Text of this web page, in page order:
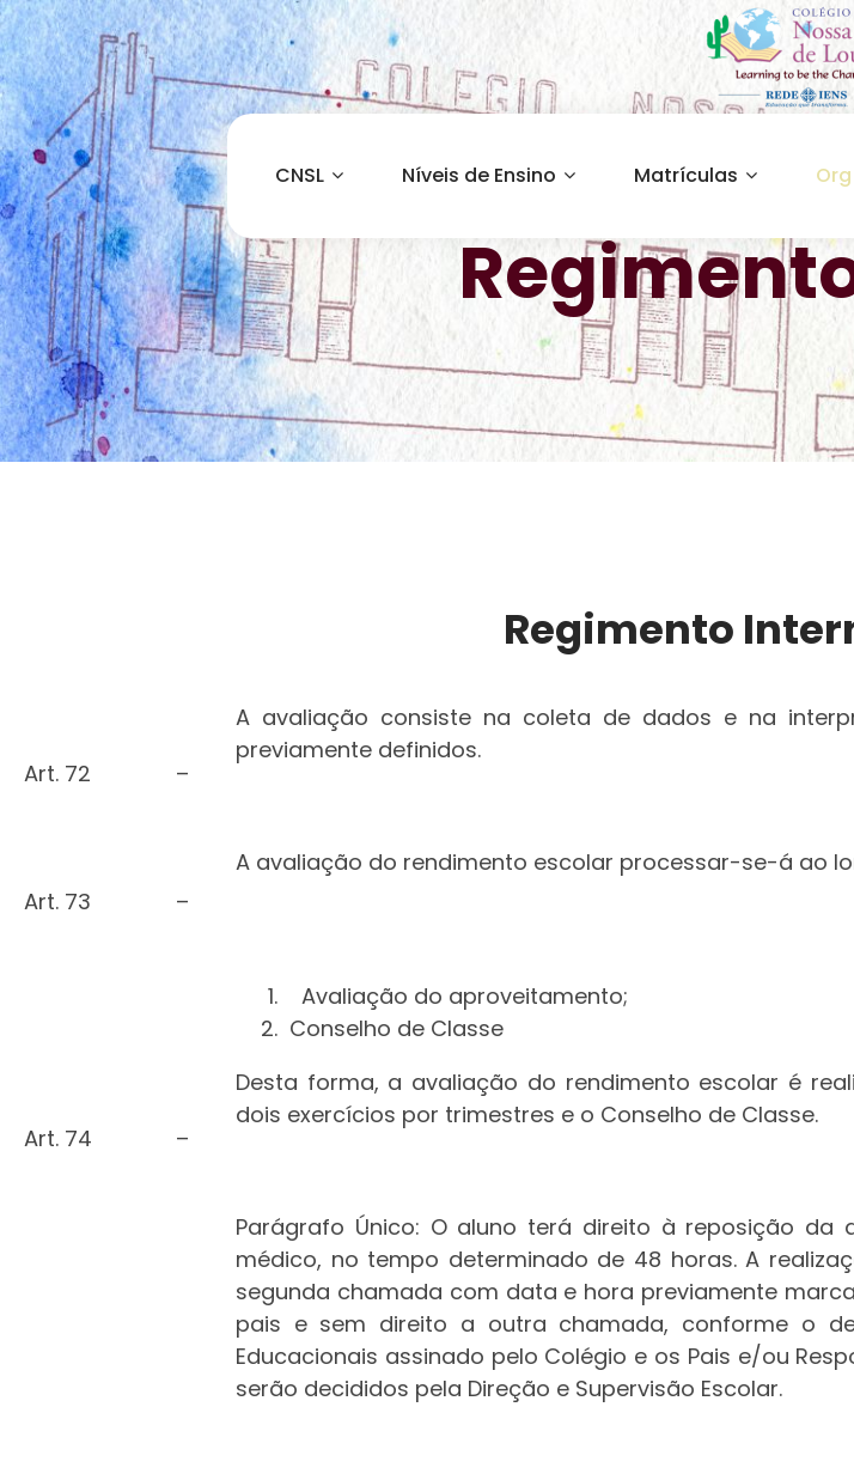
CNSL Níveis de Ensino Matrículas
Regimento
Art. 72 –
A avaliação consiste na coleta de dados e na
previamente definidos.
Art. 73 –
A avaliação do rendimento escolar processar-se-á ao
Avaliação do aproveitamento;
Conselho de Classe
Art. 74 –
Desta forma, a avaliação do rendimento escolar é
dois exercícios por trimestres e o Conselho de Classe.
Parágrafo Único: O aluno terá direito à reposição
médico, no tempo determinado de 48 horas. A
segunda chamada com data e hora previamente
pais e sem direito a outra chamada, conforme o
Educacionais assinado pelo Colégio e os Pais e/ou
serão decididos pela Direção e Supervisão Escolar.